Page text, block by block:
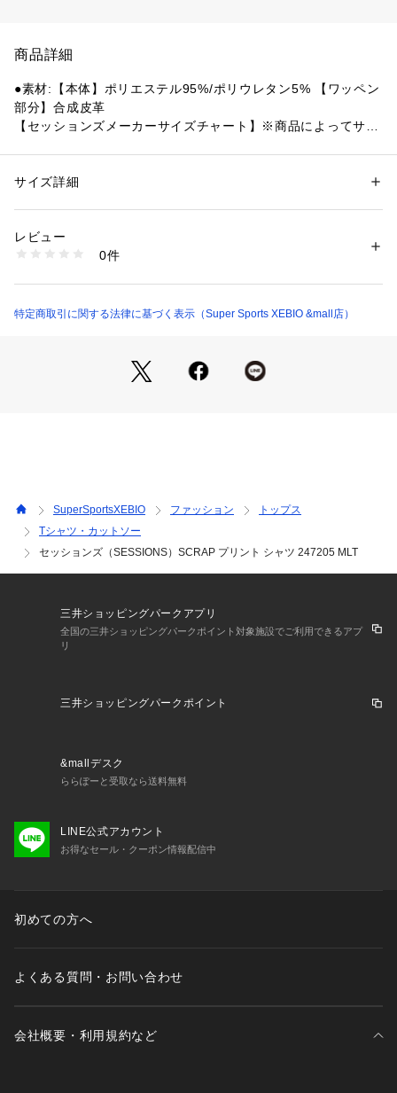
商品詳細
●素材:【本体】ポリエステル95%/ポリウレタン5% 【ワッペン
部分】合成皮革
【セッションズメーカーサイズチャート】※商品によってサイ
イズ】胸囲93～99cm 身長172～178cm 【LLサイズ】胸囲97
●Mサイズ詳細:【着丈】68cm 【肩幅】48cm 【身幅】60cm
【袖丈】26cm
●LLサイズ詳細:【着丈】73cm 【肩幅】52cm 【身幅】64cm
【商品の購入にあたっての注意事項】
※一部商品において弊社カラー表記がメーカーカラー表記と異
なる場合がございます。
※ブラウザやお使いのモニター環境により、掲載画像と実際の
商品の色味が若干異なる場合があります。
予告なく変更することがあります。あらかじめご了承くださ
い。セッションズ SESSIONS スーパースポーツゼビオ ゼビオ
Super Sports XEBIO アクションウエア 布帛シャツ Men's Me
性別：メンズ
商品番号：
10853370701 （ショップ）
サイズ詳細
レビュー
0件
特定商取引に関する法律に基づく表示（Super Sports XEBIO &mall店）
SuperSportsXEBIO ファッション
トップス
Tシャツ・カットソー
セッションズ（SESSIONS）SCRAP プリント シャツ 247205 MLT
三井ショッピングパークアプリ
全国の三井ショッピングパークポイント対象施設でご利用できるアプ
リ
三井ショッピングパークポイント
&mallデスク
ららぽーと受取なら送料無料
LINE公式アカウント
お得なセール・クーポン情報配信中
初めての方へ
よくある質問・お問い合わせ
会社概要・利用規約など